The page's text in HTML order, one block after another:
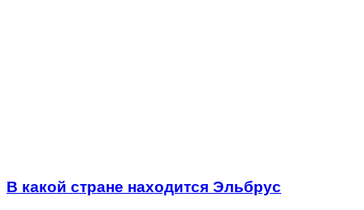
В какой стране находится Эльбрус